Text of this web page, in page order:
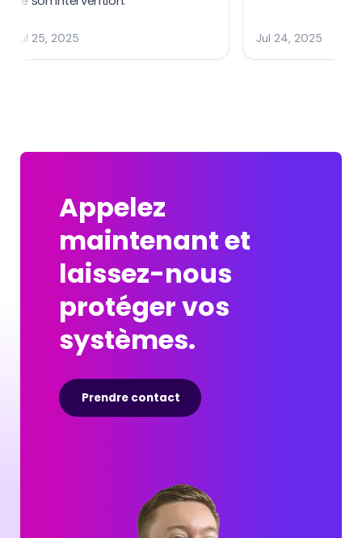
Appelez
maintenant et
laissez-nous
protéger vos
systèmes.
Prendre contact